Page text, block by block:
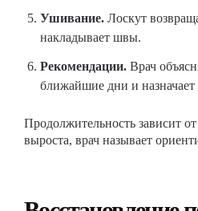
Ушивание. Лоскут
накладывает швы.
Рекомендации. Врач
ближайшие дни и назначает
Продолжительность зависит
выроста, врач называет